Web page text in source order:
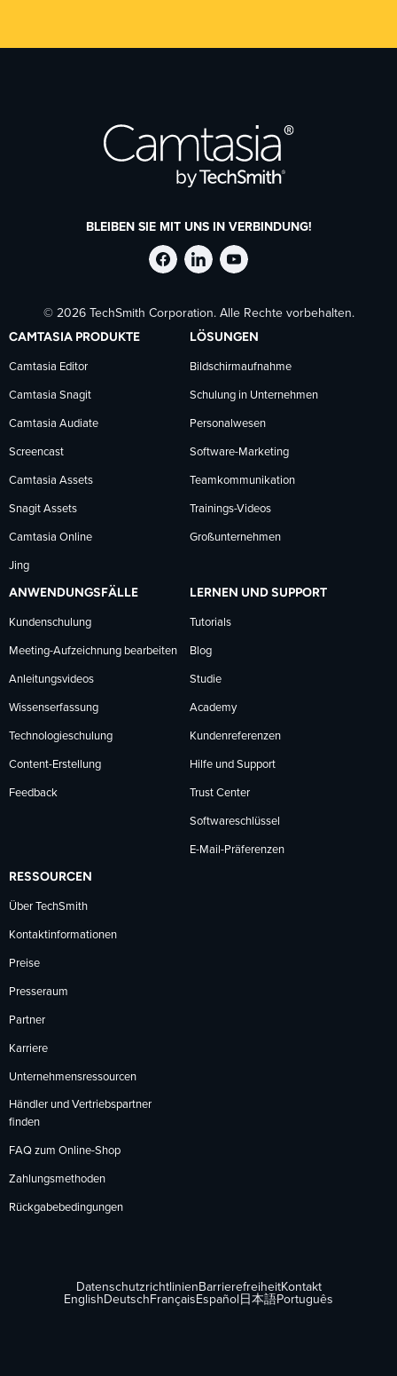
BLEIBEN SIE MIT UNS IN VERBINDUNG!
TechSmith
auf
Facebook
folgen
TechSmith
auf
LinkedIn
folgen
TechSmith
auf
YouTube
© 2026 TechSmith Corporation. Alle Rechte vorbehalten.
CAMTASIA PRODUKTE
Camtasia Editor
Camtasia Snagit
Camtasia Audiate
Screencast
Camtasia Assets
Snagit Assets
Camtasia Online
Jing
LÖSUNGEN
Bildschirmaufnahme
Schulung in Unternehmen
Personalwesen
Software-Marketing
Teamkommunikation
Trainings-Videos
Großunternehmen
ANWENDUNGSFÄLLE
Kundenschulung
Meeting-Aufzeichnung bearbeiten
Anleitungsvideos
Wissenserfassung
Technologieschulung
Content-Erstellung
Feedback
LERNEN UND SUPPORT
Tutorials
Blog
Studie
Academy
Kundenreferenzen
Hilfe und Support
Trust Center
Softwareschlüssel
E-Mail-Präferenzen
RESSOURCEN
Über TechSmith
Kontaktinformationen
Preise
Presseraum
Partner
Karriere
Unternehmensressourcen
Händler und Vertriebspartner
finden
FAQ zum Online-Shop
Zahlungsmethoden
Rückgabebedingungen
Datenschutzrichtlinien BarrierefreiheitKontakt
English Deutsch Français Español 日本語Português